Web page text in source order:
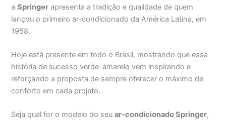
aSpringer apresenta a tradição e qualidade de quem
lançou o primeiro ar-condicionado da América Latina, em
1958.
Hoje está presente em todo o Brasil, mostrando que essa
história de sucesso verde-amarelo vem inspirando e
reforçando a proposta de sempre oferecer o máximo de
conforto em cada projeto.
Seja qual for o modelo do seuar-condicionado Springer,